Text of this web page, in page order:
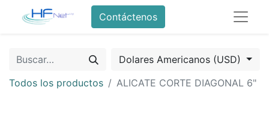
Contáctenos
Dolares Americanos (USD)
Todos los productos
ALICATE CORTE DIAGONAL 6"